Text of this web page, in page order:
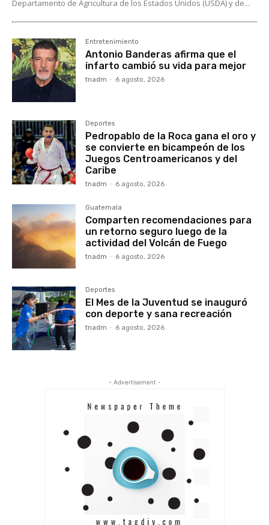
Departamento de Agricultura de los Estados Unidos (USDA) y de...
Entretenimiento
Antonio Banderas afirma que el
infarto cambió su vida para mejor
tnadm - 6 agosto, 2026
Deportes
Pedropablo de la Roca gana el oro y
se convierte en bicampeón de los
Juegos Centroamericanos y del
Caribe
tnadm - 6 agosto, 2026
Guatemala
Comparten recomendaciones para
un retorno seguro luego de la
actividad del Volcán de Fuego
tnadm - 6 agosto, 2026
Deportes
El Mes de la Juventud se inauguró
con deporte y sana recreación
tnadm - 6 agosto, 2026
- Advertisement -